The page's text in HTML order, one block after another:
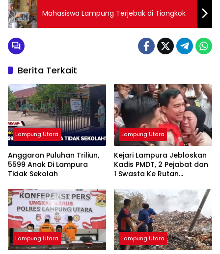
Mahasiswa Lampung Terjebak di Tiongkok
Berita Terkait
Lampung Utara
Anggaran Puluhan Triliun,
5599 Anak Di Lampura
Tidak Sekolah
Lampung Utara
Kejari Lampura Jebloskan
Kadis PMDT, 2 Pejabat dan
1 Swasta Ke Rutan
Lampung Utara Lampung Utara